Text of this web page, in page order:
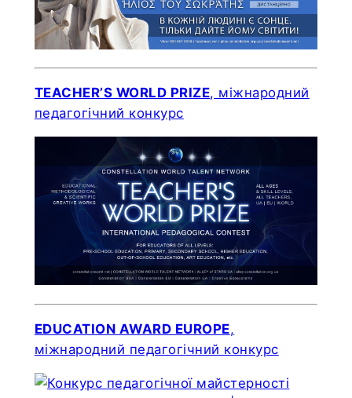
TEACHER’S WORLD PRIZE, міжнародний
педагогічний конкурс
EDUCATION AWARD EUROPE,
міжнародний педагогічний конкурс